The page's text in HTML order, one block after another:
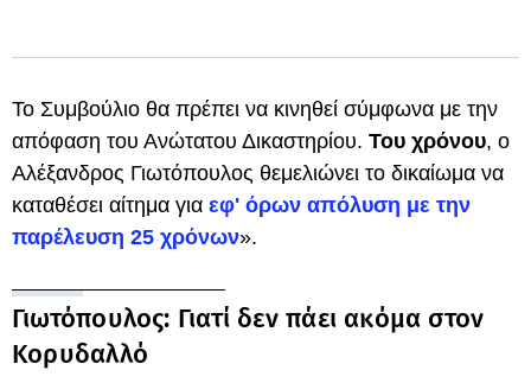
Το Συμβούλιο θα πρέπει να κινηθεί σύμφωνα με την
απόφαση του Ανώτατου Δικαστηρίου. Του χρόνου, ο
Αλέξανδρος Γιωτόπουλος θεμελιώνει το δικαίωμα να
καταθέσει αίτημα για εφ' όρων απόλυση με την
παρέλευση 25 χρόνων».
Γιωτόπουλος: Γιατί δεν πάει ακόμα στον
Κορυδαλλό